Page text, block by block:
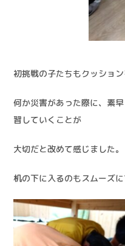
初挑戦の子たちもクッショ
何か災害があった際に、素
習していくことが
大切だと改めて感じました
机の下に入るのもスムーズに